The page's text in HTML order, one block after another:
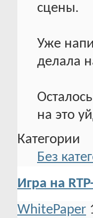
сцены.
Уже
делала
на это
Категории
Без
Игра на
WhitePaper